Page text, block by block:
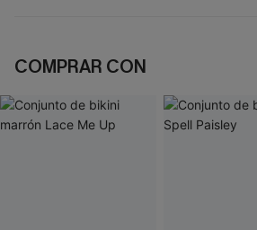
COMPRAR CON